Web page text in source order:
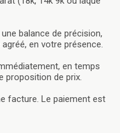
balance de précision,
en votre présence.
en temps
proposition de prix.
facture. Le paiement est